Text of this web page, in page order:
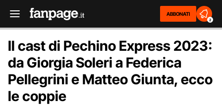
ABBONATI
2
Il cast di Pechino Express 2023:
da Giorgia Soleri a Federica
Pellegrini e Matteo Giunta, ecco
le coppie